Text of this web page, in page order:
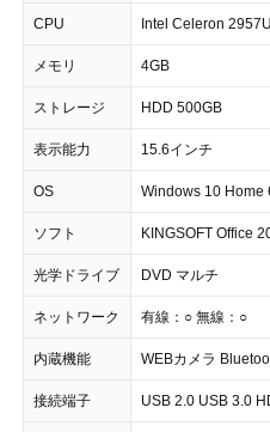
CPU Intel Celeron
メモリ 4GB
ストレージ HDD 500GB
表示能力 15.6インチ
OS Windows 10 Home
ソフト KINGSOFT Office
光学ドライブ DVD マルチ
ネットワーク 有線：○ 無線：○
内蔵機能 WEBカメラ
接続端子 USB 2.0 USB 3.0